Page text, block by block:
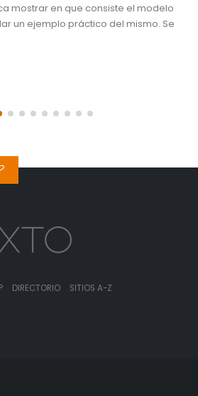
mostrar en que consiste el modelo
un ejemplo práctico del mismo. Se
DIRECTORIO SITIOS A-Z